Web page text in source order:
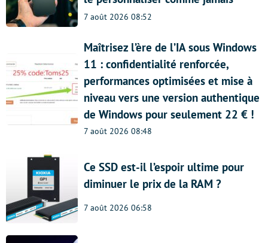
7 août 2026 08:52
Maîtrisez l’ère de l’IA sous Windows
11 : confidentialité renforcée,
performances optimisées et mise à
niveau vers une version authentique
de Windows pour seulement 22 € !
7 août 2026 08:48
Ce SSD est-il l’espoir ultime pour
diminuer le prix de la RAM ?
7 août 2026 06:58